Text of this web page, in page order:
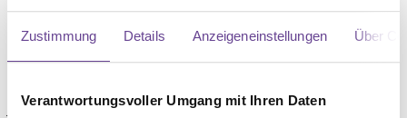
Zustimmung Details Anzeigeneinstellungen Über
Verantwortungsvoller Umgang mit Ihren Daten
Personen ohne Partnerschaft, mit geringer sozialer
Unterstützung oder einem kürzlichen Verlusterlebnis
jedoch größtenteils durch bekannte Risikofaktoren wie